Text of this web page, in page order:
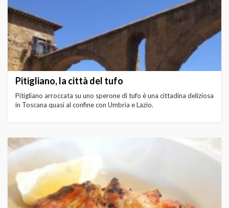
Pitigliano, la città del tufo
Pitigliano arroccata su uno sperone di tufo è una cittadina deliziosa
in Toscana quasi al confine con Umbria e Lazio.